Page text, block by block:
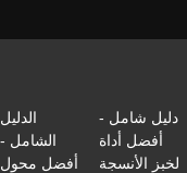
الدليل
الشامل -
أفضل محول
دليل شامل -
أفضل أداة
لخبز الأنسجة